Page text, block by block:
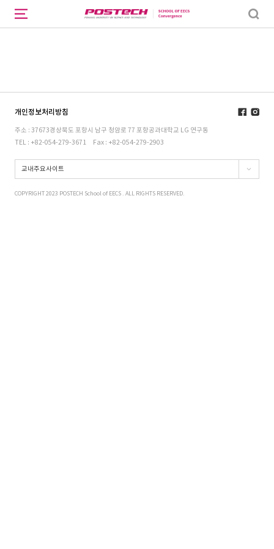
개인정보처리방침
주소 : 37673경상북도 포항시 남구 청암로 77 포항공과대학교 LG 연구동
TEL : +82-054-279-3671
Fax : +82-054-279-2903
교내주요사이트
COPYRIGHT 2023 POSTECH School of EECS . ALL RIGHTS RESERVED.